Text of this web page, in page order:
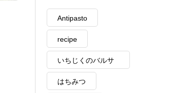
Antipasto
recipe
いちじくのバルサ
ミコ
はちみつ